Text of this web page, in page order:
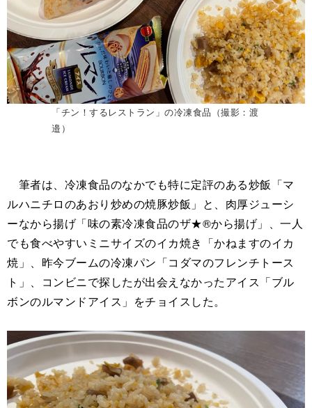
「チン！するレストラン」の冷凍食品（撮影：渡
邉）
筆者は、冷凍食品のなかでも特に定評のある炒飯「マ
ルハニチロのあおり炒めの焼豚炒飯」と、肉厚ジューシ
ーなから揚げ「味の素冷凍食品のザ★®から揚げ」、一人
でも食べやすいミニサイズのイカ焼き「かねますのイカ
焼」、昨今ブームの冷凍パン「コダマのフレンチトース
ト」、コンビニで探したが出会えなかったアイス「ブル
ボンのルマンドアイス」をチョイスした。